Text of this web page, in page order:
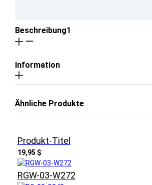
Beschreibung1
Information
Ähnliche Produkte
Produkt-Titel
19,95 $
RGW-03-W272